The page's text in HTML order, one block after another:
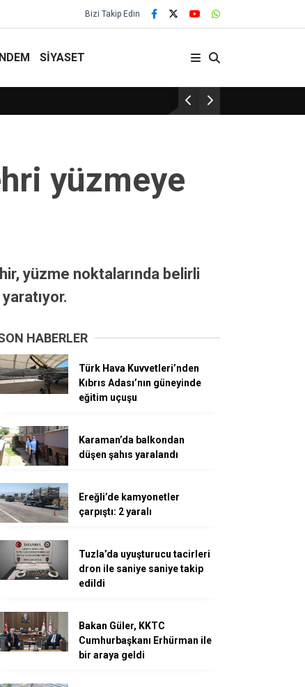
Bizi Takip Edin
SİYASET
Yozgat’ta Güvenlik En Üst Seviyede!
yüzmeye
yüzme noktalarında belirli
HABERLER
Türk Hava Kuvvetleri’nden
Kıbrıs Adası’nın güneyinde
eğitim uçuşu
Karaman’da balkondan
düşen şahıs yaralandı
Ereğli’de kamyonetler
çarpıştı: 2 yaralı
Tuzla’da uyuşturucu tacirleri
dron ile saniye saniye takip
edildi
Bakan Güler, KKTC
Cumhurbaşkanı Erhürman ile
bir araya geldi